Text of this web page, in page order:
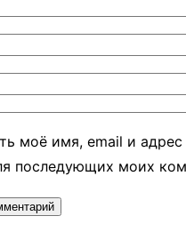
моё имя, email и адрес
последующих моих